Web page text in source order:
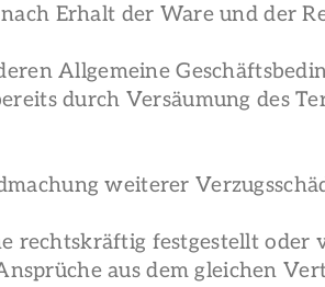
Erhalt der Ware und der
Allgemeine
durch Versäumung des
weiterer
rechtskräftig festgestellt oder
aus dem gleichen